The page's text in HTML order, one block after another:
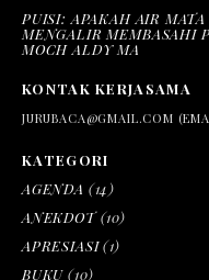
PUISI: APAKAH AIR
MENGALIR MEMBASAHI
MOCH ALDY MA
KONTAK KERJASAMA
JURUBACA@GMAIL.COM
KATEGORI
AGENDA (14)
ANEKDOT(10)
APRESIASI(1)
BUKU (10)